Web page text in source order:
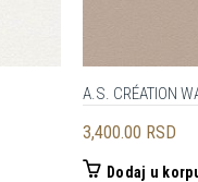
A.S. CRÉATION
3,400.00 RSD
Dodaj u